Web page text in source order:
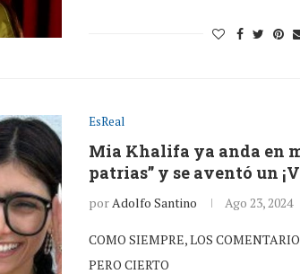
EsReal
Mia Khalifa ya anda en
patrias” y se aventó un
porAdolfo Santino Ago 23, 2024
COMO SIEMPRE, LOS
PERO CIERTO